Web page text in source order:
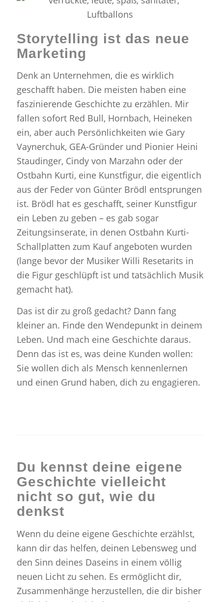
Storytelling ist das neue
Marketing
Denk an Unternehmen, die es wirklich
geschafft haben. Die meisten haben eine
faszinierende Geschichte zu erzählen. Mir
fallen sofort Red Bull, Hornbach, Heineken
ein, aber auch Persönlichkeiten wie Gary
Vaynerchuk, GEA-Gründer und Pionier Heini
Staudinger, Cindy von Marzahn oder der
Ostbahn Kurti, eine Kunstfigur, die eigentlich
aus der Feder von Günter Brödl entsprungen
ist. Brödl hat es geschafft, seiner Kunstfigur
ein Leben zu geben – es gab sogar
Zeitungsinserate, in denen Ostbahn Kurti-
Schallplatten zum Kauf angeboten wurden
(lange bevor der Musiker Willi Resetarits in
die Figur geschlüpft ist und tatsächlich Musik
gemacht hat).
Das ist dir zu groß gedacht? Dann fang
kleiner an. Finde den Wendepunkt in deinem
Leben. Und mach eine Geschichte daraus.
Denn das ist es, was deine Kunden wollen:
Sie wollen dich als Mensch kennenlernen
und einen Grund haben, dich zu engagieren.
Du kennst deine eigene
Geschichte vielleicht
nicht so gut, wie du
denkst
Wenn du deine eigene Geschichte erzählst,
kann dir das helfen, deinen Lebensweg und
den Sinn deines Daseins in einem völlig
neuen Licht zu sehen. Es ermöglicht dir,
Zusammenhänge herzustellen, die dir bisher